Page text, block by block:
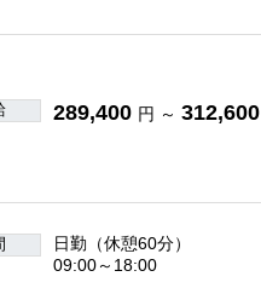
289,400 円 ～ 312,600
日勤（休憩60分）
09:00～18:00